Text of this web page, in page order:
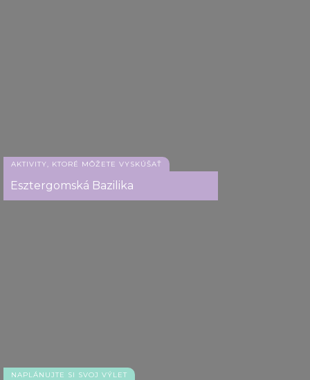
AKTIVITY, KTORÉ MÔŽETE VYSKÚŠAŤ
Esztergomská Bazilika
NAPLÁNUJTE SI SVOJ VÝLET